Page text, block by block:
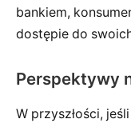
bankiem,
dostępie do
Perspektywy
W przyszłości,